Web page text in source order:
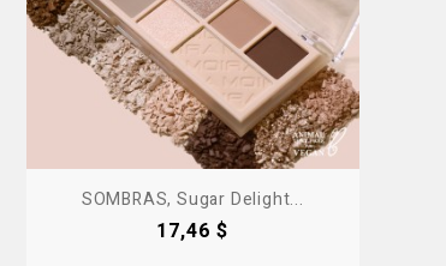
SOMBRAS, Sugar Delight...
Precio
17,46 $